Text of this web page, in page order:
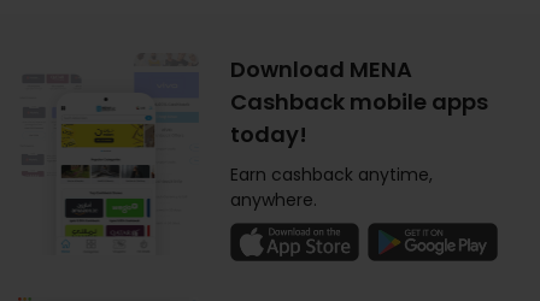
Download MENA
Cashback mobile apps
today!
Earn cashback anytime,
anywhere.